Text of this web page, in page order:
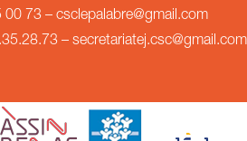
73 – csclepalabre@gmail.com
– secretariatej.csc@gmail.com